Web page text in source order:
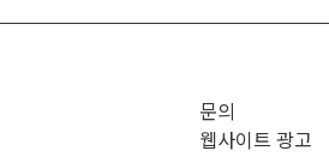
문의
웹사이트 광고